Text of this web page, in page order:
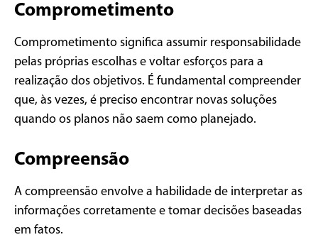
Comprometimento
Comprometimento significa assumir responsabilidade
pelas próprias escolhas e voltar esforços para a
realização dos objetivos. É fundamental compreender
que, às vezes, é preciso encontrar novas soluções
quando os planos não saem como planejado.
Compreensão
A compreensão envolve a habilidade de interpretar as
informações corretamente e tomar decisões baseadas
em fatos.